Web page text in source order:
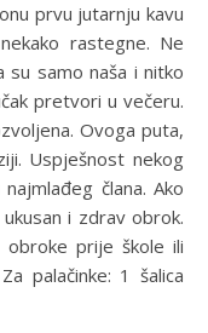
prvu jutarnju kavu
rastegne. Ne
su samo naša i nitko
pretvori u večeru.
Ovoga puta,
Uspješnost nekog
člana. Ako
i zdrav obrok.
prije škole ili
palačinke: 1 šalica